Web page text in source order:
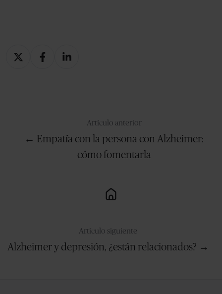
CompartirCompartirCompartir
Artículo anterior
← Empatía con la persona con Alzheimer:
cómo fomentarla
Artículo siguiente
Alzheimer y depresión, ¿están relacionados? →